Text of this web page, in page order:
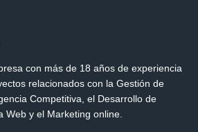
con más de 18 años de experiencia
relacionados con la Gestión de
Competitiva, el Desarrollo de
Web y el Marketing online.